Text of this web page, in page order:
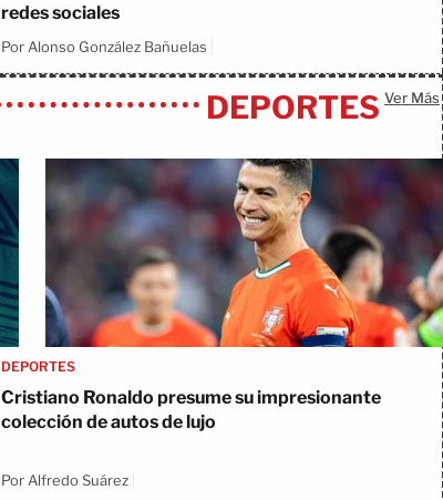
redes sociales
Por Alonso González Bañuelas
DEPORTES Ver Más
DEPORTES
Cristiano Ronaldo presume su impresionante
colección de autos de lujo
Por Alfredo Suárez